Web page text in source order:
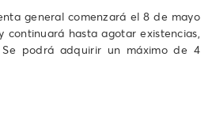
general comenzará el 8 de mayo
continuará hasta agotar existencias,
podrá adquirir un máximo de 4